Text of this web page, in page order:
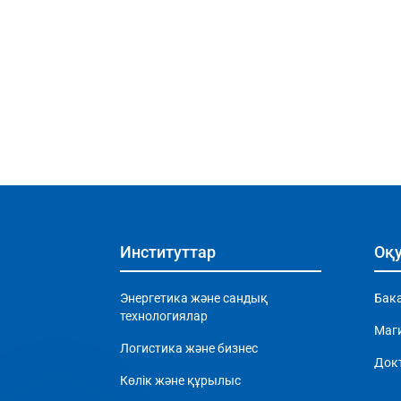
Институттар
Энергетика және сандық
технологиялар
Логистика және бизнес
Көлік және құрылыс